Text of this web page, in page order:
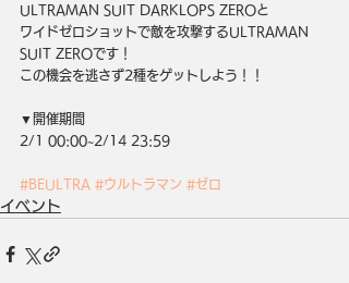
ULTRAMAN SUIT DARKLOPS ZEROと
ワイドゼロショットで敵を攻撃するULTRAMAN
SUIT ZEROです！
この機会を逃さず2種をゲットしよう！！
▼開催期間
2/1 00:00~2/14 23:59
#BEULTRA #ウルトラマン #ゼロ
イベント